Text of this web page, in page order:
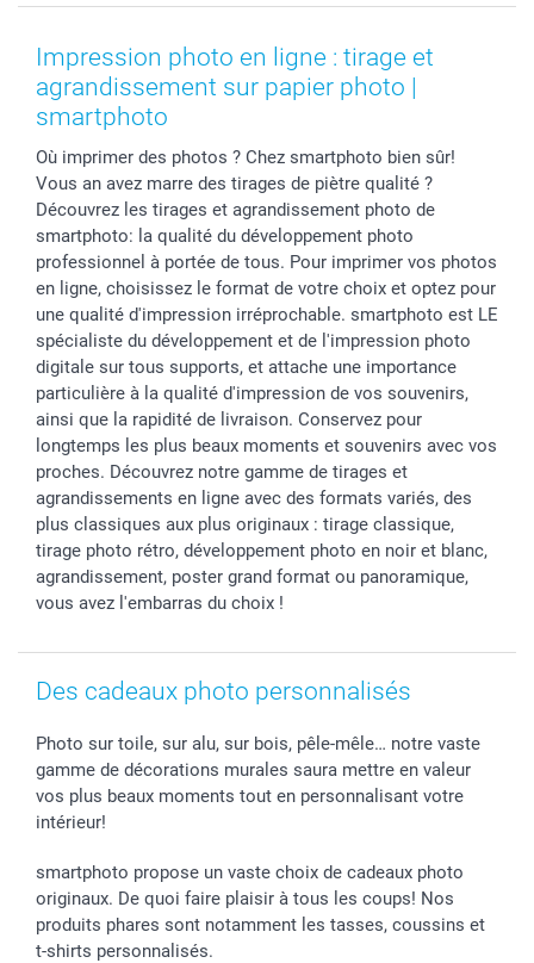
Cadres photo & accessoires déco
Calendrier photos & Agendas photo
Stickers & Etiquettes
Mentions Légales
Presse
Affiliation
B2B smartbusiness
Droit de rétractation
Fête des Mères
Fête des Pères
Confirmation ou communion
Fête d'anniversaire
Collection naissance
Tous les évènements
Tarifs et frais de livraison
Livraison
Livraison en 48 heures
Identifiez-vous
Plan du site
Statut de ma commande
smarfriends
smartgarantie
smartbonus
Impression photo en ligne : tirage et
agrandissement sur papier photo |
smartphoto
Où imprimer des photos ? Chez smartphoto bien sûr!
Vous an avez marre des tirages de piètre qualité ?
Découvrez les tirages et agrandissement photo de
smartphoto: la qualité du développement photo
professionnel à portée de tous. Pour imprimer vos photos
en ligne, choisissez le format de votre choix et optez pour
une qualité d'impression irréprochable. smartphoto est LE
spécialiste du développement et de l'impression photo
digitale sur tous supports, et attache une importance
particulière à la qualité d'impression de vos souvenirs,
ainsi que la rapidité de livraison. Conservez pour
longtemps les plus beaux moments et souvenirs avec vos
proches. Découvrez notre gamme de tirages et
agrandissements en ligne avec des formats variés, des
plus classiques aux plus originaux : tirage classique,
tirage photo rétro, développement photo en noir et blanc,
agrandissement, poster grand format ou panoramique,
vous avez l'embarras du choix !
Des cadeaux photo personnalisés
Photo sur toile, sur alu, sur bois, pêle-mêle… notre vaste
gamme de décorations murales saura mettre en valeur
vos plus beaux moments tout en personnalisant votre
intérieur!
smartphoto propose un vaste choix de cadeaux photo
originaux. De quoi faire plaisir à tous les coups! Nos
produits phares sont notamment les tasses, coussins et
t-shirts personnalisés.